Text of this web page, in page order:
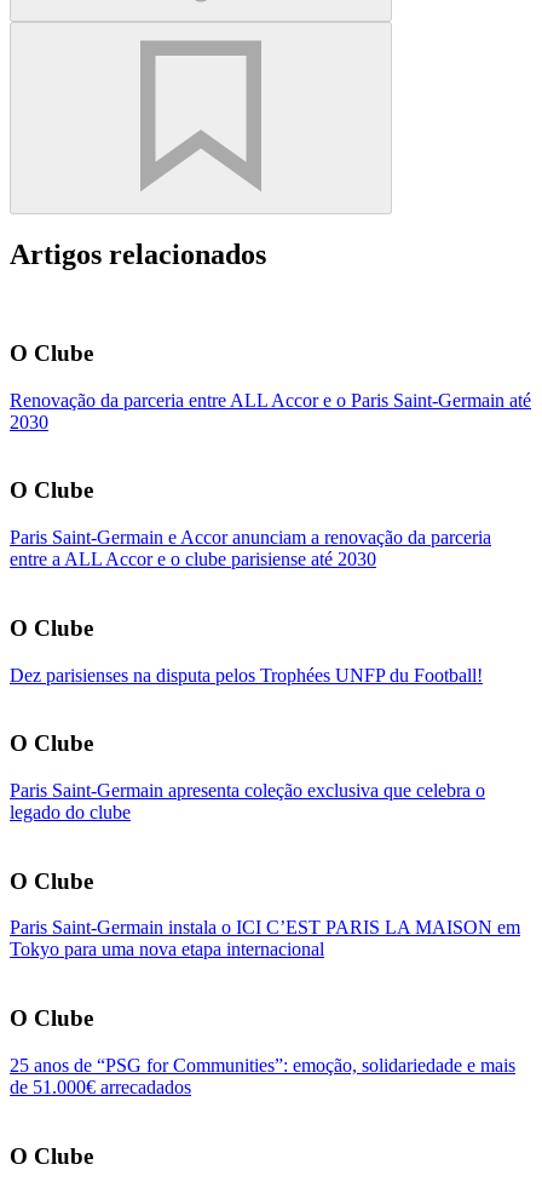
Artigos relacionados
O Clube
Renovação da parceria entre ALL Accor e o Paris Saint-Germain até
2030
O Clube
Paris Saint-Germain e Accor anunciam a renovação da parceria
entre a ALL Accor e o clube parisiense até 2030
O Clube
Dez parisienses na disputa pelos Trophées UNFP du Football!
O Clube
Paris Saint-Germain apresenta coleção exclusiva que celebra o
legado do clube
O Clube
Paris Saint-Germain instala o ICI C’EST PARIS LA MAISON em
Tokyo para uma nova etapa internacional
O Clube
25 anos de “PSG for Communities”: emoção, solidariedade e mais
de 51.000€ arrecadados
O Clube